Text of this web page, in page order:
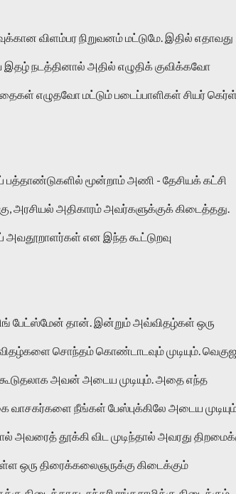
நடத்தினால் அதில் எழுதிக் குவிக்கவோ
எழுதவோ மட்டும் படைப்பாளிகள் சியர்
பத்தாண்டுகளில் மூன்றாம் அணி - தேசியக் கட்சி
அரசியல் அதிகாரம் அவர்களுக்குக் கிடைத்தது.
அவதூறாளர்கள் என இந்த கூட்டுறவு
பேட்ஸ்மேன் தான். இன்றும் அவ்விதழ்கள் ஒரு
சொந்தம் கொண்டாடவும் முடியும்.
அவன் அடைய முடியும். அதை எந்த
நீங்கள் பேஸ்புக்கிலே அடைய
அவரைத் தூக்கி விட முடிந்தால் அவரது
ஒரு திரைக்கலைஞருக்கு கிடைக்கும்